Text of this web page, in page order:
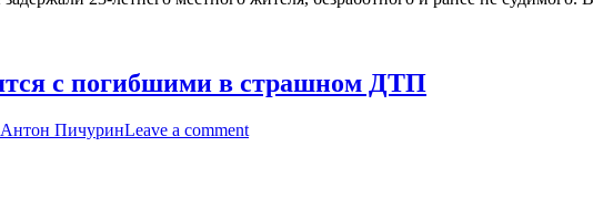
с погибшими в страшном ДТП
Антон ПичуринLeave a comment